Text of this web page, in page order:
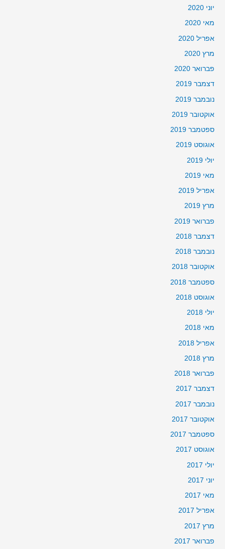
יוני 2020
מאי 2020
אפריל 2020
מרץ 2020
פברואר 2020
דצמבר 2019
נובמבר 2019
אוקטובר 2019
ספטמבר 2019
אוגוסט 2019
יולי 2019
מאי 2019
אפריל 2019
מרץ 2019
פברואר 2019
דצמבר 2018
נובמבר 2018
אוקטובר 2018
ספטמבר 2018
אוגוסט 2018
יולי 2018
מאי 2018
אפריל 2018
מרץ 2018
פברואר 2018
דצמבר 2017
נובמבר 2017
אוקטובר 2017
ספטמבר 2017
אוגוסט 2017
יולי 2017
יוני 2017
מאי 2017
אפריל 2017
מרץ 2017
פברואר 2017